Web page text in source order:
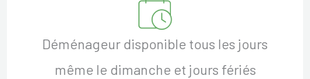
Déménageur disponible tous les jours
même le dimanche et jours fériés